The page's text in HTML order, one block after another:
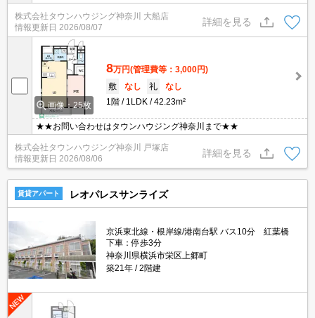
株式会社タウンハウジング神奈川 大船店
情報更新日 2026/08/07
詳細を見る
画像：25枚
8万円(管理費等：3,000円)
敷
なし 礼
なし
1階
1LDK 42.23m²
★★お問い合わせはタウンハウジング神奈川まで★★
株式会社タウンハウジング神奈川 戸塚店
情報更新日 2026/08/06
詳細を見る
賃貸アパート レオパレスサンライズ
京浜東北線・根岸線/港南台駅 バス10分 紅葉橋
下車：停歩3分
神奈川県横浜市栄区上郷町
築21年
2階建